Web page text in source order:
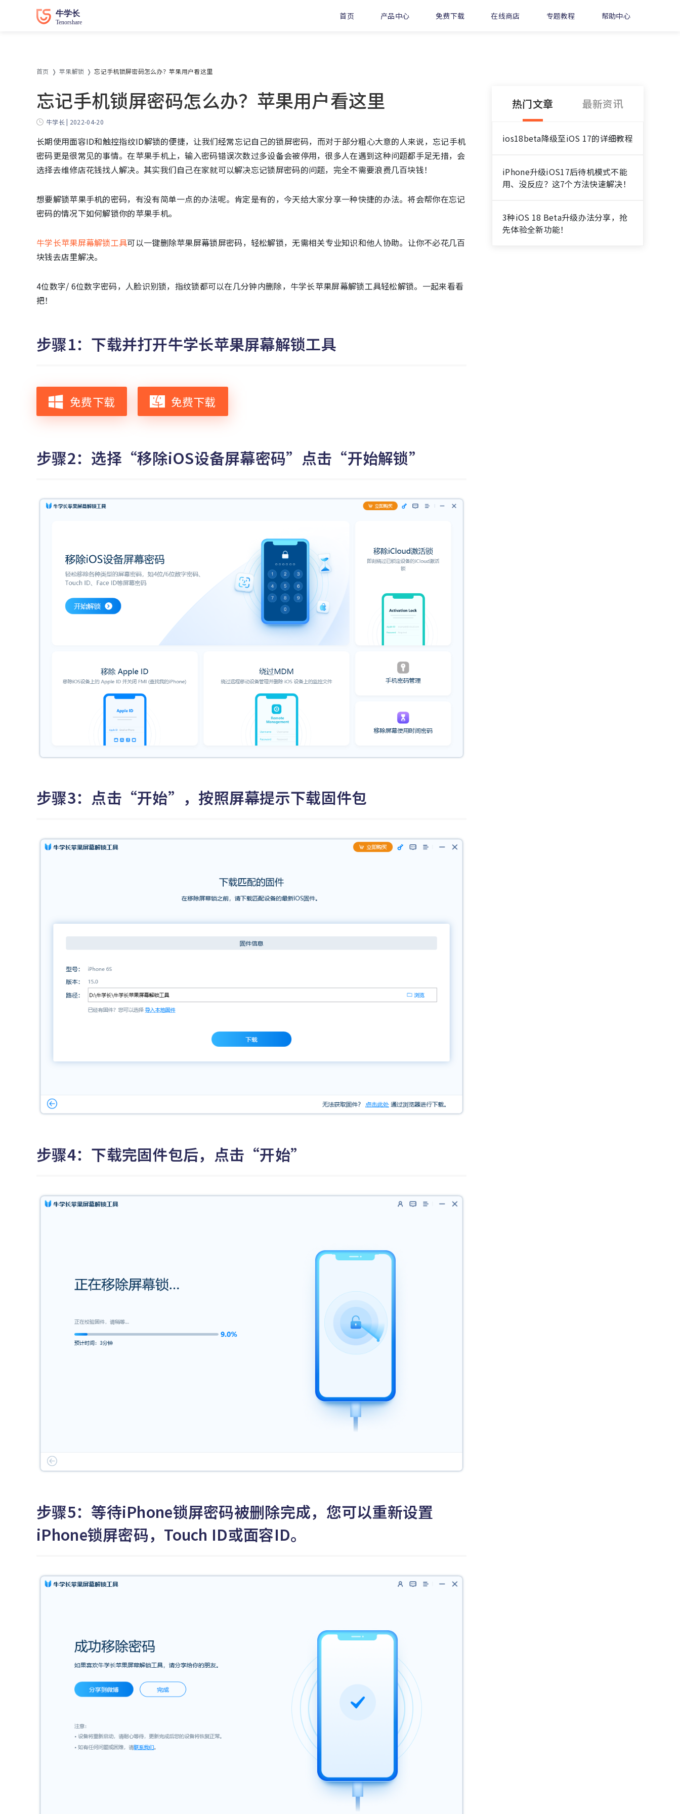
首页 产品中心 免费下载 在线商店 专题教程 帮助中心
首页 苹果解锁 忘记手机锁屏密码怎么办？苹果用户看这里
忘记手机锁屏密码怎么办？苹果用户看这里
牛学长 | 2022-04-20
长期使用面容ID和触控指纹ID解锁的便捷，让我们经常忘记自己的锁屏密码，而对于部分粗心大意的人来说，忘记手机
密码更是很常见的事情。在苹果手机上，输入密码错误次数过多设备会被停用，很多人在遇到这种问题都手足无措，会
选择去维修店花钱找人解决。其实我们自己在家就可以解决忘记锁屏密码的问题，完全不需要浪费几百块钱！
想要解锁苹果手机的密码，有没有简单一点的办法呢。肯定是有的，今天给大家分享一种快捷的办法。将会帮你在忘记
密码的情况下如何解锁你的苹果手机。
牛学长苹果屏幕解锁工具可以一键删除苹果屏幕锁屏密码，轻松解锁，无需相关专业知识和他人协助。让你不必花几百
块钱去店里解决。
4位数字/ 6位数字密码，人脸识别锁，指纹锁都可以在几分钟内删除，牛学长苹果屏幕解锁工具轻松解锁。一起来看看
把！
步骤1：下载并打开牛学长苹果屏幕解锁工具
免费下载 免费下载
步骤2：选择“移除iOS设备屏幕密码”点击“开始解锁”
步骤3：点击“开始”，按照屏幕提示下载固件包
步骤4：下载完固件包后，点击“开始”
步骤5：等待iPhone锁屏密码被删除完成，您可以重新设置
iPhone锁屏密码，Touch ID或面容ID。
热门文章 最新资讯
ios18beta降级至iOS 17的详细教程
iPhone升级iOS17后待机模式不能
用、没反应？这7个方法快速解决！
3种iOS 18 Beta升级办法分享，抢
先体验全新功能！